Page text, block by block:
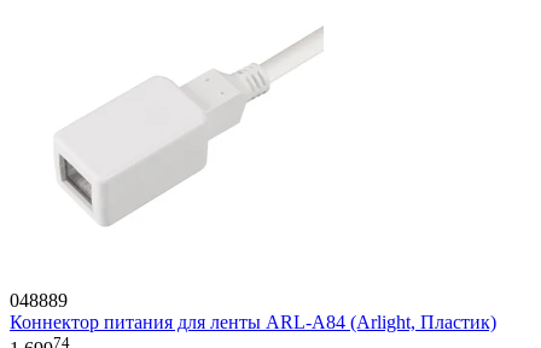
048889
Коннектор питания для ленты ARL-A84 (Arlight, Пластик)
74